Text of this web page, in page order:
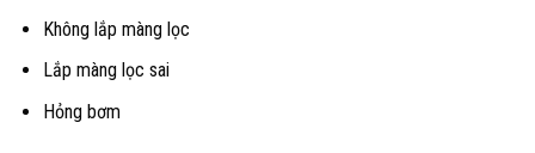
Không lắp màng lọc
Lắp màng lọc sai
Hỏng bơm